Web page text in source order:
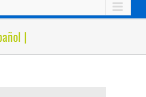
|